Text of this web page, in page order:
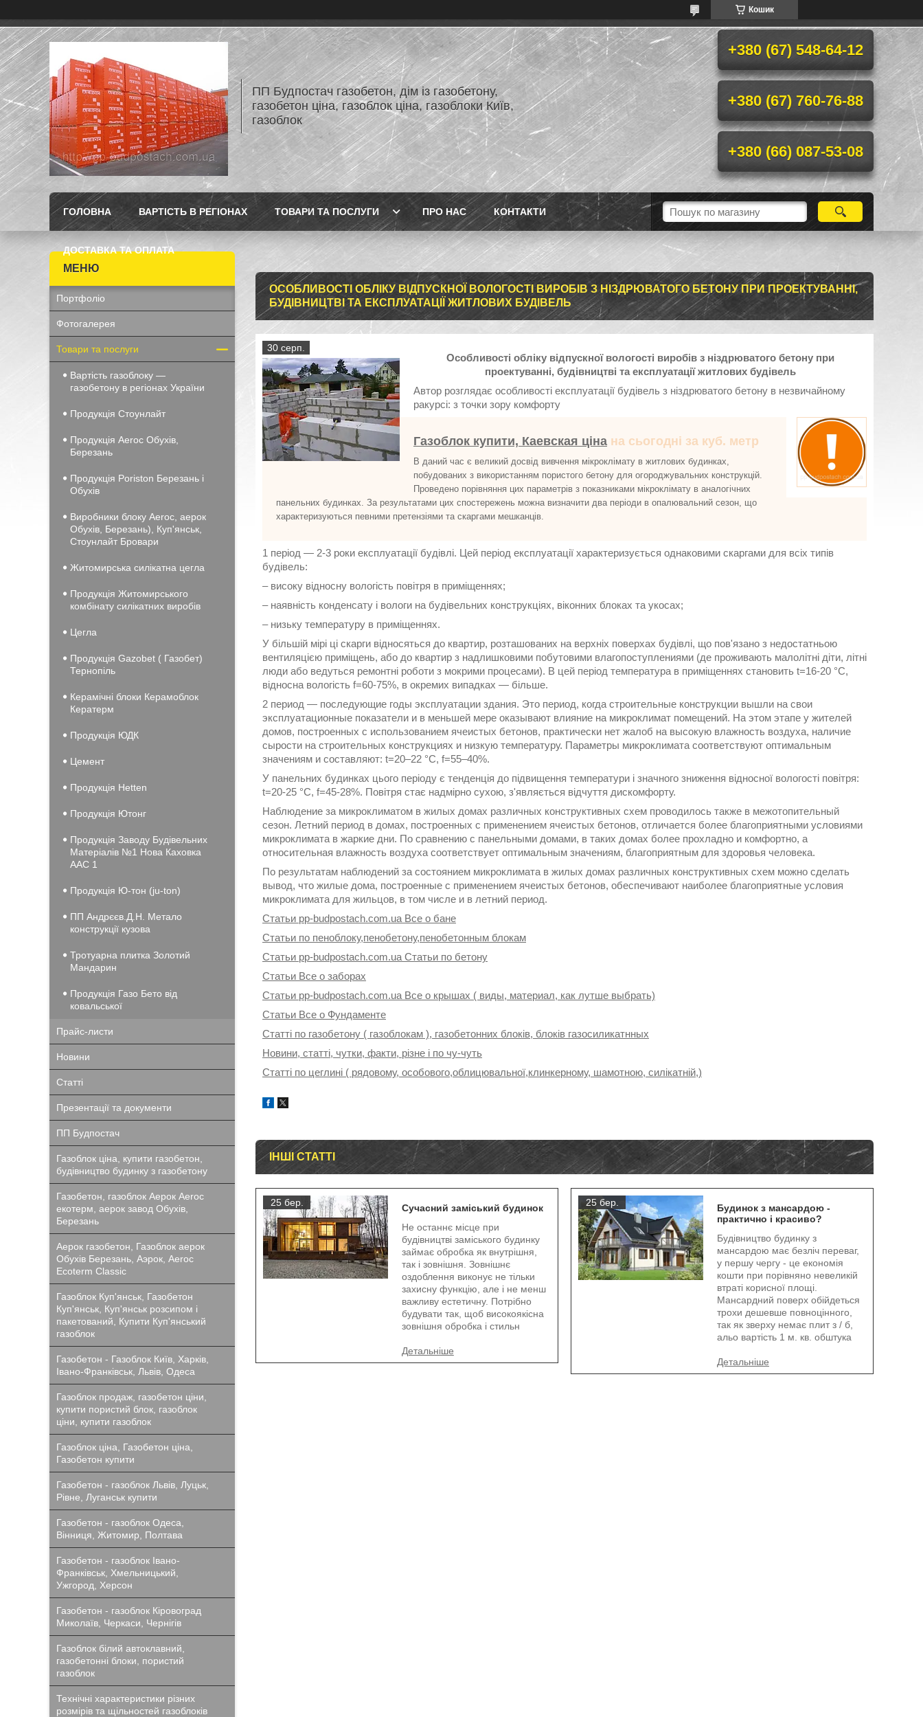
Кошик
ПП Будпостач газобетон, дім із газобетону,
газобетон ціна, газоблок ціна, газоблоки Київ,
газоблок
+380 (67) 548-64-12
+380 (67) 760-76-88
+380 (66) 087-53-08
ГОЛОВНА ВАРТІСТЬ В РЕГІОНАХ ТОВАРИ ТА ПОСЛУГИ ПРО НАС КОНТАКТИ
ДОСТАВКА ТА ОПЛАТА
ОСОБЛИВОСТІ ОБЛІКУ ВІДПУСКНОЇ ВОЛОГОСТІ ВИРОБІВ З НІЗДРЮВАТОГО БЕТОНУ ПРИ ПРОЕКТУВАННІ,
БУДІВНИЦТВІ ТА ЕКСПЛУАТАЦІЇ ЖИТЛОВИХ БУДІВЕЛЬ
30 серп.
Особливості обліку відпускної вологості виробів з ніздрюватого бетону при
проектуванні, будівництві та експлуатації житлових будівель
Автор розглядає особливості експлуатації будівель з ніздрюватого бетону в незвичайному
ракурсі: з точки зору комфорту
Газоблок купити, Каевская ціна на сьогодні за куб. метр
В даний час є великий досвід вивчення мікроклімату в житлових будинках,
побудованих з використанням пористого бетону для огороджувальних конструкцій.
Проведено порівняння цих параметрів з показниками мікроклімату в аналогічних
панельних будинках. За результатами цих спостережень можна визначити два періоди в опалювальний сезон, що
характеризуються певними претензіями та скаргами мешканців.
1 період — 2-3 роки експлуатації будівлі. Цей період експлуатації характеризується однаковими скаргами для всіх типів
будівель:
– високу відносну вологість повітря в приміщеннях;
– наявність конденсату і вологи на будівельних конструкціях, віконних блоках та укосах;
– низьку температуру в приміщеннях.
У більшій мірі ці скарги відносяться до квартир, розташованих на верхніх поверхах будівлі, що пов'язано з недостатньою
вентиляцією приміщень, або до квартир з надлишковими побутовими влагопоступлениями (де проживають малолітні діти, літні
люди або ведуться ремонтні роботи з мокрими процесами). В цей період температура в приміщеннях становить t=16-20 °C,
відносна вологість f=60-75%, в окремих випадках — більше.
2 период — последующие годы эксплуатации здания. Это период, когда строительные конструкции вышли на свои
эксплуатационные показатели и в меньшей мере оказывают влияние на микроклимат помещений. На этом этапе у жителей
домов, построенных с использованием ячеистых бетонов, практически нет жалоб на высокую влажность воздуха, наличие
сырости на строительных конструкциях и низкую температуру. Параметры микроклимата соответствуют оптимальным
значениям и составляют: t=20–22 °C, f=55–40%.
У панельних будинках цього періоду є тенденція до підвищення температури і значного зниження відносної вологості повітря:
t=20-25 °C, f=45-28%. Повітря стає надмірно сухою, з'являється відчуття дискомфорту.
Наблюдение за микроклиматом в жилых домах различных конструктивных схем проводилось также в межотопительный
сезон. Летний период в домах, построенных с применением ячеистых бетонов, отличается более благоприятными условиями
микроклимата в жаркие дни. По сравнению с панельными домами, в таких домах более прохладно и комфортно, а
относительная влажность воздуха соответствует оптимальным значениям, благоприятным для здоровья человека.
По результатам наблюдений за состоянием микроклимата в жилых домах различных конструктивных схем можно сделать
вывод, что жилые дома, построенные с применением ячеистых бетонов, обеспечивают наиболее благоприятные условия
микроклимата для жильцов, в том числе и в летний период.
Статьи pp-budpostach.com.ua Все о бане
Статьи по пеноблоку,пенобетону,пенобетонным блокам
Статьи pp-budpostach.com.ua Статьи по бетону
Статьи Все о заборах
Статьи pp-budpostach.com.ua Все о крышах ( виды, материал, как лутше выбрать)
Статьи Все о Фундаменте
Статті по газобетону ( газоблокам ), газобетонних блоків, блоків газосиликатнных
Новини, статті, чутки, факти, різне і по чу-чуть
Статті по цеглині ( рядовому, особового,облицювальної,клинкерному, шамотною, силікатній,)
ІНШІ СТАТТІ
25 бер.
Сучасний заміський будинок
Не останнє місце при
будівництві заміського будинку
займає обробка як внутрішня,
так і зовнішня. Зовнішнє
оздоблення виконує не тільки
захисну функцію, але і не менш
важливу естетичну. Потрібно
будувати так, щоб високоякісна
зовнішня обробка і стильн
25 бер.
Будинок з мансардою -
практично і красиво?
Будівництво будинку з
мансардою має безліч переваг,
у першу чергу - це економія
кошти при порівняно невеликій
втраті корисної площі.
Мансардний поверх обійдеться
трохи дешевше повноцінного,
так як зверху немає плит з / б,
альо вартість 1 м. кв. обштука
Портфоліо
Фотогалерея
Товари та послуги
Вартість газоблоку —
газобетону в регіонах України
Продукція Стоунлайт
Продукція Aeroc Обухів,
Березань
Продукція Poriston Березань і
Обухів
Виробники блоку Aeroc, аерок
Обухів, Березань), Куп'янськ,
Стоунлайт Бровари
Житомирська силікатна цегла
Продукція Житомирського
комбінату силікатних виробів
Цегла
Продукція Gazobet ( Газобет)
Тернопіль
Керамічні блоки Керамоблок
Кератерм
Продукція ЮДК
Цемент
Продукція Hеtten
Продукція Ютонг
Продукція Заводу Будівельних
Матеріалів №1 Нова Каховка
ААС 1
Продукція Ю-тон (ju-ton)
ПП Андрєєв.Д.Н. Метало
конструкції кузова
Тротуарна плитка Золотий
Мандарин
Продукція Газо Бето від
ковальської
Прайс-листи
Новини
Статті
Презентації та документи
ПП Будпостач
Газоблок ціна, купити газобетон,
будівництво будинку з газобетону
Газобетон, газоблок Аерок Aeroc
екотерм, аерок завод Обухів,
Березань
Аерок газобетон, Газоблок аерок
Обухів Березань, Аэрок, Aeroc
Ecoterm Classic
Газоблок Куп'янськ, Газобетон
Куп'янськ, Куп'янськ розсипом і
пакетований, Купити Куп'янський
газоблок
Газобетон - Газоблок Київ, Харків,
Івано-Франківськ, Львів, Одеса
Газоблок продаж, газобетон ціни,
купити пористий блок, газоблок
ціни, купити газоблок
Газоблок ціна, Газобетон ціна,
Газобетон купити
Газобетон - газоблок Львів, Луцьк,
Рівне, Луганськ купити
Газобетон - газоблок Одеса,
Вінниця, Житомир, Полтава
Газобетон - газоблок Івано-
Франківськ, Хмельницький,
Ужгород, Херсон
Газобетон - газоблок Кіровоград
Миколаїв, Черкаси, Чернігів
Газоблок білий автоклавний,
газобетонні блоки, пористий
газоблок
Технічні характеристики різних
розмірів та щільностей газоблоків